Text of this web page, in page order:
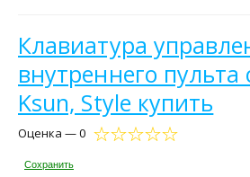
Клавиатура
внутреннего пульта
Ksun, Style купить
Оценка — 0
Сохранить